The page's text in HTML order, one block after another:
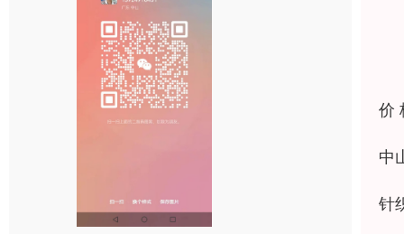
价
中
针